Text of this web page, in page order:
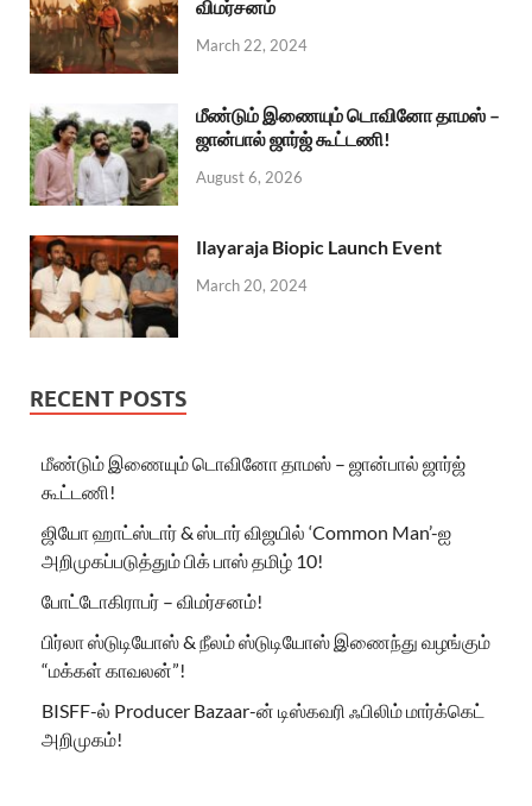
விமர்சனம்
March 22, 2024
மீண்டும் இணையும் டொவினோ தாமஸ் –
ஜான்பால் ஜார்ஜ் கூட்டணி!
August 6, 2026
Ilayaraja Biopic Launch Event
March 20, 2024
RECENT POSTS
மீண்டும் இணையும் டொவினோ தாமஸ் – ஜான்பால் ஜார்ஜ்
கூட்டணி!
ஜியோ ஹாட்ஸ்டார் & ஸ்டார் விஜயில் ‘Common Man’-ஐ
அறிமுகப்படுத்தும் பிக் பாஸ் தமிழ் 10!
போட்டோகிராபர் – விமர்சனம்!
பிர்லா ஸ்டுடியோஸ் & நீலம் ஸ்டுடியோஸ் இணைந்து வழங்கும்
“மக்கள் காவலன்”!
BISFF-ல் Producer Bazaar-ன் டிஸ்கவரி ஃபிலிம் மார்க்கெட்
அறிமுகம்!